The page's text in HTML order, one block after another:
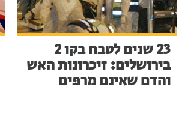
23 שנים לטבח בקו 2
בירושלים: זיכרונות האש
והדם שאינם מרפים